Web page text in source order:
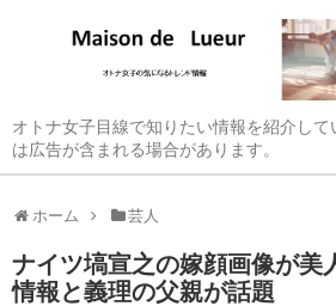
オトナ女子目線で知りたい情報を紹介し
は広告が含まれる場合があります。
ホーム 芸人
ナイツ塙宣之の嫁顔画像が美
情報と義理の父親が話題